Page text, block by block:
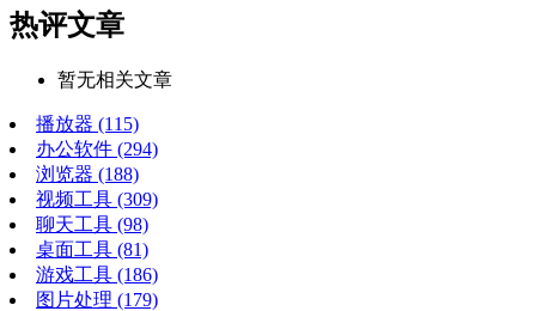
热评文章
暂无相关文章
播放器 (115)
办公软件 (294)
浏览器 (188)
视频工具 (309)
聊天工具 (98)
桌面工具 (81)
游戏工具 (186)
图片处理 (179)